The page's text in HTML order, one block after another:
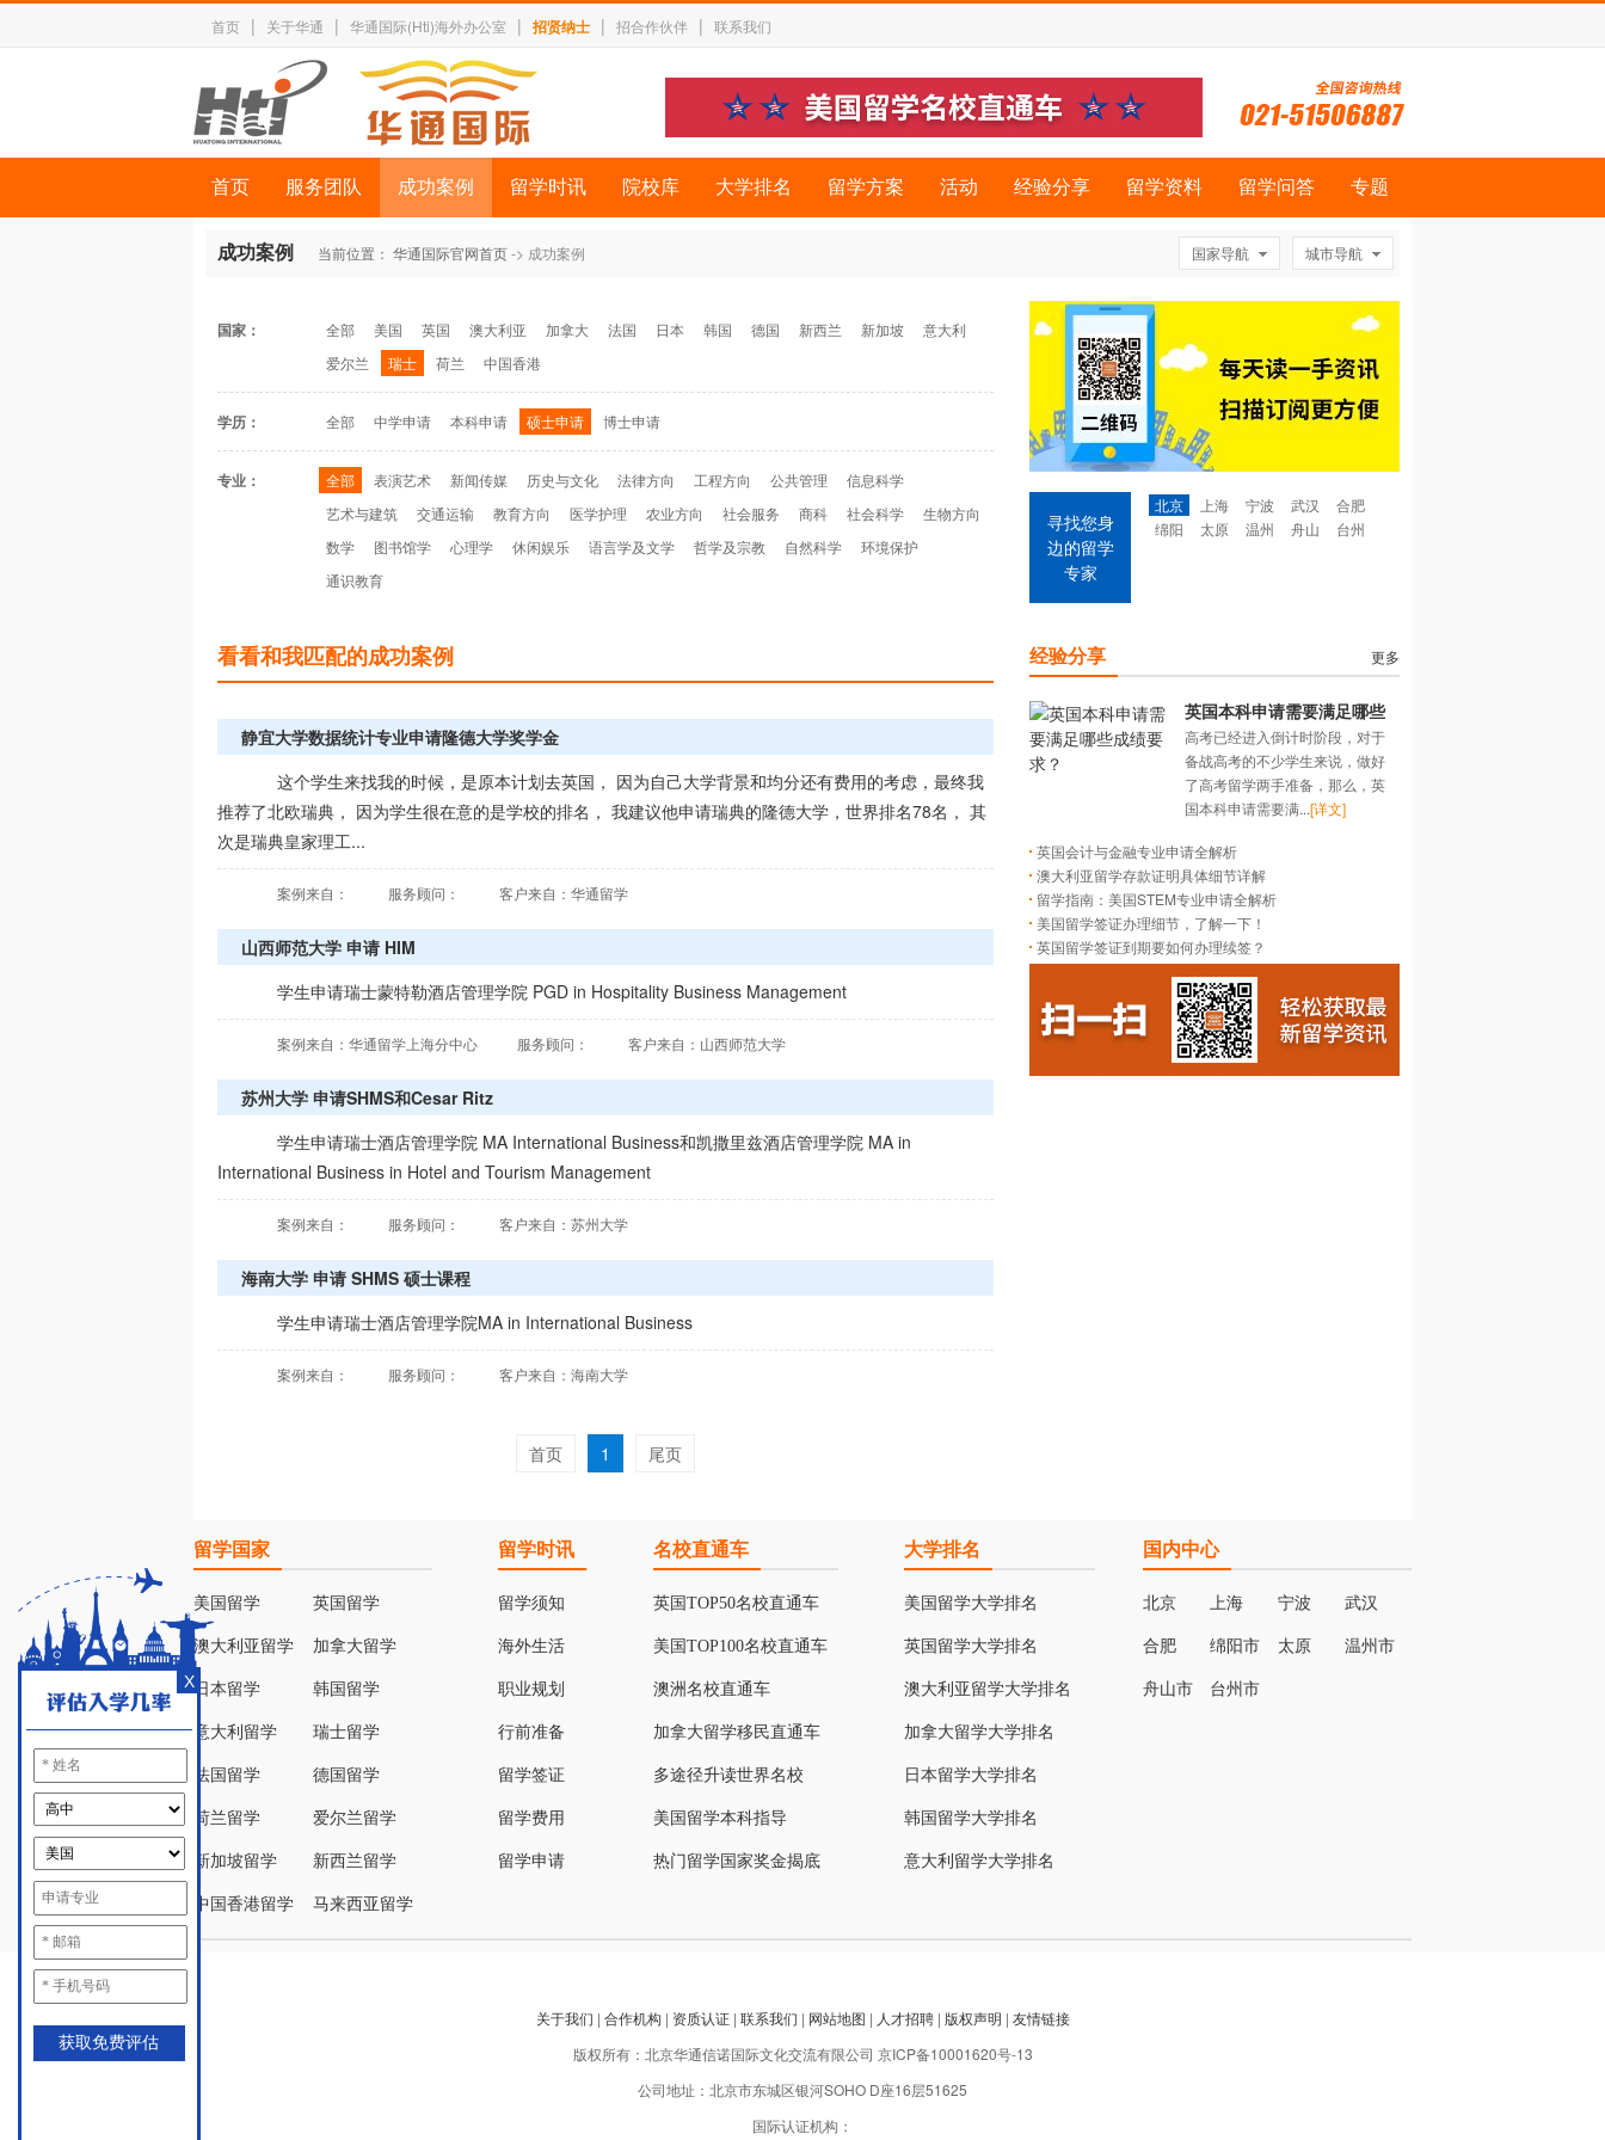
首页 | 关于华通 | 华通国际(Hti)海外办公室 | 招贤纳士 | 招合作伙伴 | 联系我们
首页 服务团队 成功案例 留学时讯 院校库 大学排名 留学方案 活动 经验分享 留学资料 留学问答 专题
成功案例 国家导航 城市导航
当前位置： 华通国际官网首页-> 成功案例
国家： 全部 美国 英国 澳大利亚 加拿大 法国 日本 韩国 德国 新西兰 新加坡
意大利
爱尔兰
瑞士 荷兰 中国香港
学历： 全部 中学申请 本科申请 硕士申请 博士申请
专业： 全部 表演艺术 新闻传媒 历史与文化 法律方向 工程方向 公共管理
信息科学
艺术与建筑
交通运输 教育方向 医学护理 农业方向 社会服务 商科 社会科学
生物方向
数学
图书馆学 心理学 休闲娱乐 语言学及文学 哲学及宗教 自然科学
环境保护
通识教育
看看和我匹配的成功案例
静宜大学数据统计专业申请隆德大学奖学金
这个学生来找我的时候，是原本计划去英国， 因为自己大学背景和均分还有费用的考虑，最终我
推荐了北欧瑞典， 因为学生很在意的是学校的排名， 我建议他申请瑞典的隆德大学，世界排名78名， 其
次是瑞典皇家理工...
案例来自： 服务顾问： 客户来自：华通留学
山西师范大学 申请 HIM
学生申请瑞士蒙特勒酒店管理学院 PGD in Hospitality Business Management
案例来自：华通留学上海分中心 服务顾问： 客户来自：山西师范大学
苏州大学 申请SHMS和Cesar Ritz
学生申请瑞士酒店管理学院 MA International Business和凯撒里兹酒店管理学院 MA in
International Business in Hotel and Tourism Management
案例来自： 服务顾问： 客户来自：苏州大学
海南大学 申请 SHMS 硕士课程
学生申请瑞士酒店管理学院MA in International Business
案例来自： 服务顾问： 客户来自：海南大学
首页 1 尾页
寻找您身
边的留学
专家
北京 上海 宁波 武汉
合肥
绵阳
太原 温州 舟山 台州
经验分享 更多
英国本科申请需要满足哪些
成绩要求？
高考已经进入倒计时阶段，对于
备战高考的不少学生来说，做好
了高考留学两手准备，那么，英
国本科申请需要满...[详文]
英国会计与金融专业申请全解析
澳大利亚留学存款证明具体细节详解
留学指南：美国STEM专业申请全解析
美国留学签证办理细节，了解一下！
英国留学签证到期要如何办理续签？
X
留学国家
美国留学 英国留学
澳大利亚留学 加拿大留学
日本留学 韩国留学
意大利留学 瑞士留学
法国留学 德国留学
荷兰留学 爱尔兰留学
新加坡留学 新西兰留学
中国香港留学 马来西亚留学
留学时讯
留学须知
海外生活
职业规划
行前准备
留学签证
留学费用
留学申请
名校直通车
英国TOP50名校直通车
美国TOP100名校直通车
澳洲名校直通车
加拿大留学移民直通车
多途径升读世界名校
美国留学本科指导
热门留学国家奖金揭底
大学排名
美国留学大学排名
英国留学大学排名
澳大利亚留学大学排名
加拿大留学大学排名
日本留学大学排名
韩国留学大学排名
意大利留学大学排名
国内中心
北京 上海 宁波 武汉
合肥 绵阳市 太原 温州市
舟山市 台州市
关于我们 | 合作机构 | 资质认证| 联系我们 | 网站地图 | 人才招聘| 版权声明 | 友情链接
版权所有：北京华通信诺国际文化交流有限公司 京ICP备10001620号-13
公司地址：北京市东城区银河SOHO D座16层51625
国际认证机构：